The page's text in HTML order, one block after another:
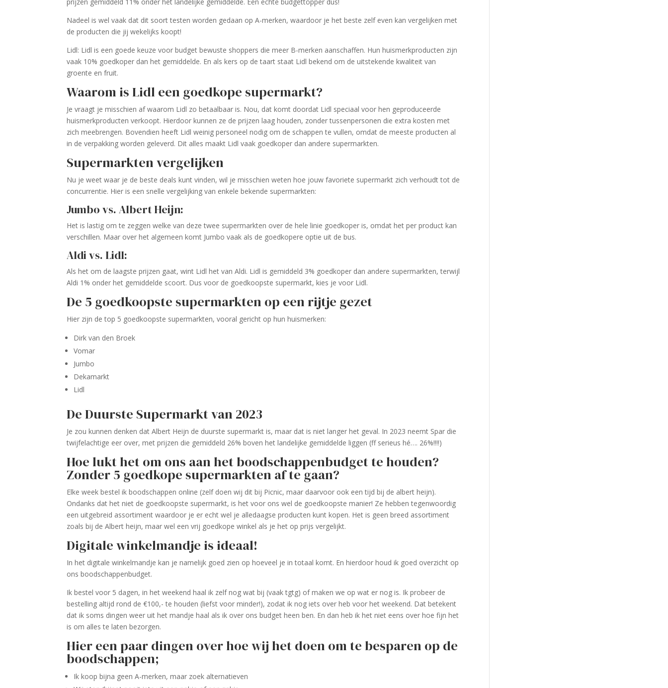
Nadeel is wel vaak dat dit soort testen worden gedaan op A-merken, waardoor je het beste zelf even kan vergelijken met
de producten die jij wekelijks koopt!
Lidl: Lidl is een goede keuze voor budget bewuste shoppers die meer B-merken aanschaffen. Hun huismerkproducten zijn
vaak 10% goedkoper dan het gemiddelde. En als kers op de taart staat Lidl bekend om de uitstekende kwaliteit van
groente en fruit.
Waarom is Lidl een goedkope supermarkt?
Je vraagt je misschien af waarom Lidl zo betaalbaar is. Nou, dat komt doordat Lidl speciaal voor hen geproduceerde
huismerkproducten verkoopt. Hierdoor kunnen ze de prijzen laag houden, zonder tussenpersonen die extra kosten met
zich meebrengen. Bovendien heeft Lidl weinig personeel nodig om de schappen te vullen, omdat de meeste producten al
in de verpakking worden geleverd. Dit alles maakt Lidl vaak goedkoper dan andere supermarkten.
Supermarkten vergelijken
Nu je weet waar je de beste deals kunt vinden, wil je misschien weten hoe jouw favoriete supermarkt zich verhoudt tot de
concurrentie. Hier is een snelle vergelijking van enkele bekende supermarkten:
Jumbo vs. Albert Heijn:
Het is lastig om te zeggen welke van deze twee supermarkten over de hele linie goedkoper is, omdat het per product kan
verschillen. Maar over het algemeen komt Jumbo vaak als de goedkopere optie uit de bus.
Aldi vs. Lidl:
Als het om de laagste prijzen gaat, wint Lidl het van Aldi. Lidl is gemiddeld 3% goedkoper dan andere supermarkten, terwijl
Aldi 1% onder het gemiddelde scoort. Dus voor de goedkoopste supermarkt, kies je voor Lidl.
De 5 goedkoopste supermarkten op een rijtje gezet
Hier zijn de top 5 goedkoopste supermarkten, vooral gericht op hun huismerken:
Dirk van den Broek
Vomar
Jumbo
Dekamarkt
Lidl
De Duurste Supermarkt van 2023
Je zou kunnen denken dat Albert Heijn de duurste supermarkt is, maar dat is niet langer het geval. In 2023 neemt Spar die
twijfelachtige eer over, met prijzen die gemiddeld 26% boven het landelijke gemiddelde liggen (ff serieus hé…. 26%!!!!)
Hoe lukt het om ons aan het boodschappenbudget te houden?
Zonder 5 goedkope supermarkten af te gaan?
Elke week bestel ik boodschappen online (zelf doen wij dit bij Picnic, maar daarvoor ook een tijd bij de albert heijn).
Ondanks dat het niet de goedkoopste supermarkt, is het voor ons wel de goedkoopste manier! Ze hebben tegenwoordig
een uitgebreid assortiment waardoor je er echt wel je alledaagse producten kunt kopen. Het is geen breed assortiment
zoals bij de Albert heijn, maar wel een vrij goedkope winkel als je het op prijs vergelijkt.
Digitale winkelmandje is ideaal!
In het digitale winkelmandje kan je namelijk goed zien op hoeveel je in totaal komt. En hierdoor houd ik goed overzicht op
ons boodschappenbudget.
Ik bestel voor 5 dagen, in het weekend haal ik zelf nog wat bij (vaak tgtg) of maken we op wat er nog is. Ik probeer de
bestelling altijd rond de €100,- te houden (liefst voor minder!), zodat ik nog iets over heb voor het weekend. Dat betekent
dat ik soms dingen weer uit het mandje haal als ik over ons budget heen ben. En dan heb ik het niet eens over hoe fijn het
is om alles te laten bezorgen.
Hier een paar dingen over hoe wij het doen om te besparen op de
boodschappen;
Ik koop bijna geen A-merken, maar zoek alternatieven